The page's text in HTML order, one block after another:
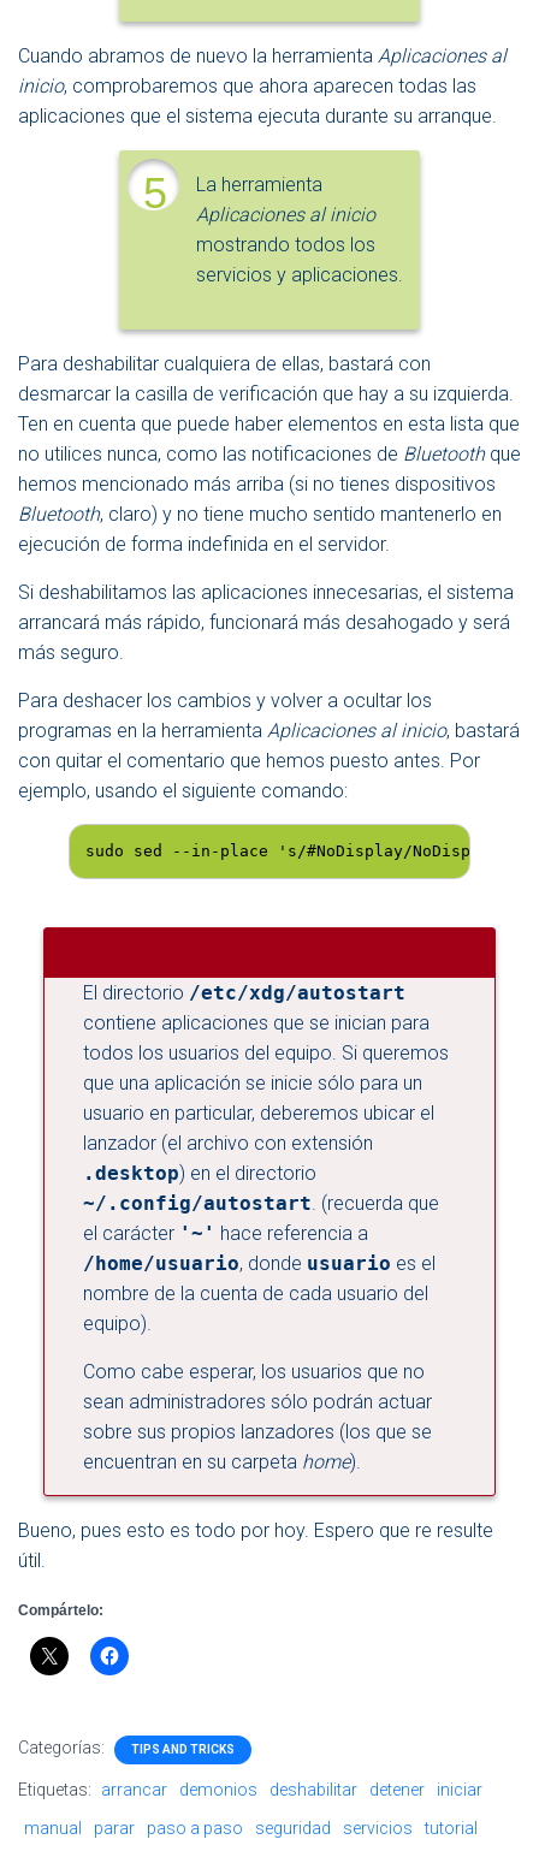
Cuando abramos de nuevo la herramienta Aplicaciones al
inicio, comprobaremos que ahora aparecen todas las
aplicaciones que el sistema ejecuta durante su arranque.
5
La herramienta
Aplicaciones al inicio
mostrando todos los
servicios y aplicaciones.
Para deshabilitar cualquiera de ellas, bastará con
desmarcar la casilla de verificación que hay a su izquierda.
Ten en cuenta que puede haber elementos en esta lista que
no utilices nunca, como las notificaciones de Bluetoothque
hemos mencionado más arriba (si no tienes dispositivos
Bluetooth, claro) y no tiene mucho sentido mantenerlo en
ejecución de forma indefinida en el servidor.
Si deshabilitamos las aplicaciones innecesarias, el sistema
arrancará más rápido, funcionará más desahogado y será
más seguro.
Para deshacer los cambios y volver a ocultar los
programas en la herramienta Aplicaciones al inicio, bastará
con quitar el comentario que hemos puesto antes. Por
ejemplo, usando el siguiente comando:
sudo sed --in-place 's/#NoDisplay/NoDisplay/g'
El directorio /etc/xdg/autostart
contiene aplicaciones que se inician para
todos los usuarios del equipo. Si queremos
que una aplicación se inicie sólo para un
usuario en particular, deberemos ubicar el
lanzador (el archivo con extensión
.desktop) en el directorio
~/.config/autostart . (recuerda que
el carácter '~' hace referencia a
/home/usuario, donde usuario es el
nombre de la cuenta de cada usuario del
equipo).
Como cabe esperar, los usuarios que no
sean administradores sólo podrán actuar
sobre sus propios lanzadores (los que se
encuentran en su carpeta home).
Bueno, pues esto es todo por hoy. Espero que re resulte
útil.
Compártelo:
Categorías: TIPS AND TRICKS
Etiquetas: arrancar demonios deshabilitar detener
iniciar
manual
parar paso a paso seguridad servicios tutorial